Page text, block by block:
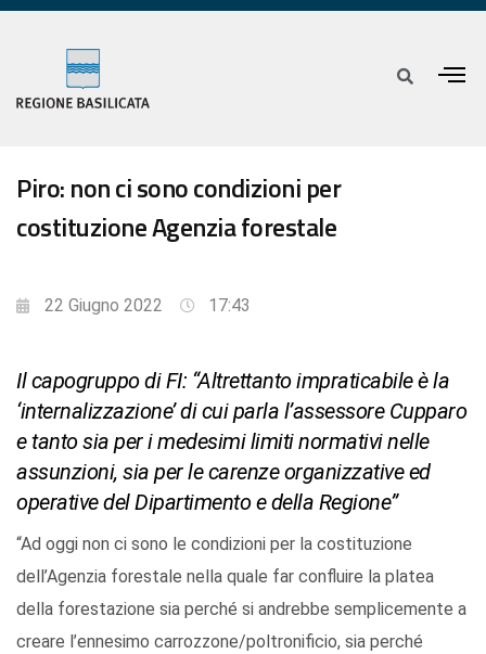
Piro: non ci sono condizioni per
costituzione Agenzia forestale
22 Giugno 2022 17:43
Il capogruppo di FI: “Altrettanto impraticabile è la
‘internalizzazione’ di cui parla l’assessore Cupparo
e tanto sia per i medesimi limiti normativi nelle
assunzioni, sia per le carenze organizzative ed
operative del Dipartimento e della Regione”
“Ad oggi non ci sono le condizioni per la costituzione
dell’Agenzia forestale nella quale far confluire la platea
della forestazione sia perché si andrebbe semplicemente a
creare l’ennesimo carrozzone/poltronificio, sia perché